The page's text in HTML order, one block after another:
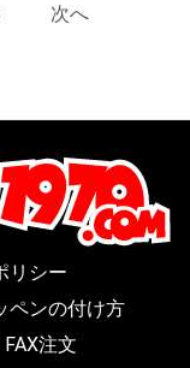
次へ
リシー
ペンの付け方
FAX注文